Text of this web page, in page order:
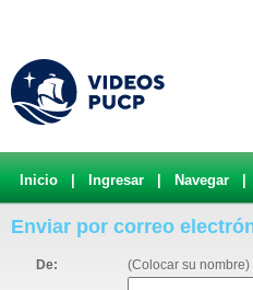
Inicio Ingresar Navegar
Enviar por correo
De: (Colocar su nombre)